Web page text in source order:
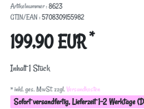
Artikelnummer :8623
GTIN/EAN :5708309155982
199,90 EUR*
Inhalt1Stück
* inkl. ges. MwSt. zzgl.Versandkosten
Sofort versandfertig, Lieferzeit 1-2 Werktage